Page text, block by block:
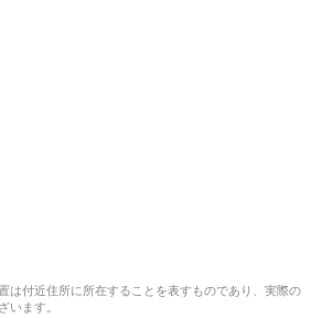
は付近住所に所在することを表すものであり、実際の
います。